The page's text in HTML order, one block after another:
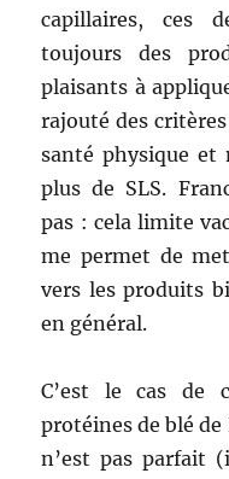
capillaires, ces
toujours des
plaisants à
rajouté des
santé physique et
plus de SLS.
pas : cela limite
me permet de
vers les produits
en général.
C’est le cas de
protéines de blé
n’est pas parfait